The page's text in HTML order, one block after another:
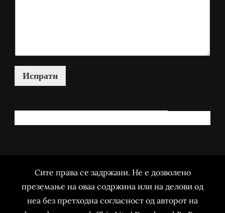
Испрати
Сите права се задржани. Не е дозволено
преземање на оваа содржина или на делови од
неа без претходна согласност од авторот на